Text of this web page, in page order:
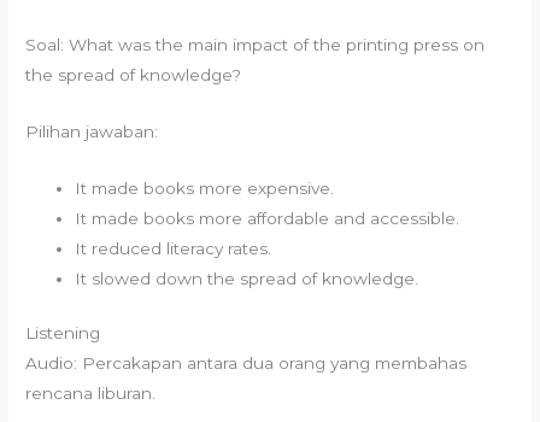
Soal: What was the main impact of the printing press on
the spread of knowledge?
Pilihan jawaban:
It made books more expensive.
It made books more affordable and accessible.
It reduced literacy rates.
It slowed down the spread of knowledge.
Listening
Audio: Percakapan antara dua orang yang membahas
rencana liburan.